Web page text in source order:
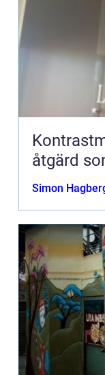
åtgärd
Simon